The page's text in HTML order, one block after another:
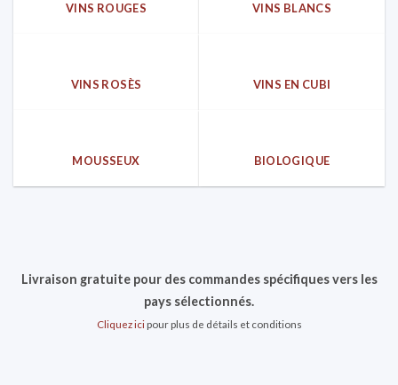
VINS ROUGES VINS BLANCS
VINS ROSÈS VINS EN CUBI
MOUSSEUX BIOLOGIQUE
Livraison gratuite pour des commandes spécifiques vers les
pays sélectionnés.
Cliquez icipour plus de détails et conditions